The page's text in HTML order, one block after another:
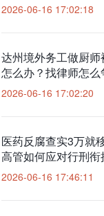
撤销案件？
2026-06-16 17:02:18
达州境外务工做厨
怎么办？找律师怎么
2026-06-16 17:02:20
医药反腐查实3万就
高管如何应对行刑衔
2026-06-16 17:46:11